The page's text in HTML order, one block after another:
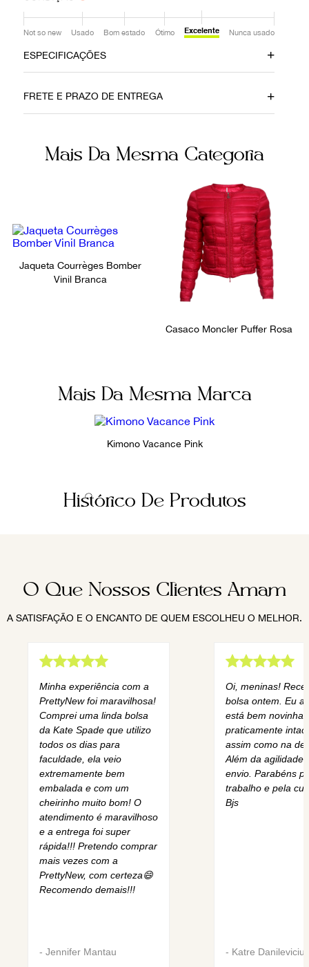
Not so new Usado Bom estado Ótimo Excelente Nunca usado
ESPECIFICAÇÕES
9092024 Brasília
Kimono Vacance Pink Poliéster
Sem fecho
Ocasião Tamanho
Único
FRETE E PRAZO DE ENTREGA
Mais Da Mesma Categoria
Jaqueta Courrèges Bomber
Vinil Branca
Casaco Moncler Puffer Rosa
Mais Da Mesma Marca
Kimono Vacance Pink
Histórico De Produtos
O Que Nossos Clientes Amam
A SATISFAÇÃO E O ENCANTO DE QUEM ESCOLHEU O MELHOR.
Minha experiência com a
PrettyNew foi maravilhosa!
Comprei uma linda bolsa
da Kate Spade que utilizo
todos os dias para
faculdade, ela veio
extremamente bem
embalada e com um
cheirinho muito bom! O
atendimento é maravilhoso
e a entrega foi super
rápida!!! Pretendo comprar
mais vezes com a
PrettyNew, com certeza😄
Recomendo demais!!!
- Jennifer Mantau
Oi, meninas!
bolsa ontem. Eu
está bem novinha,
praticamente
assim como na
Além da agilidade
envio. Parabéns
trabalho e pela
Bjs
- Katre Danilevicius